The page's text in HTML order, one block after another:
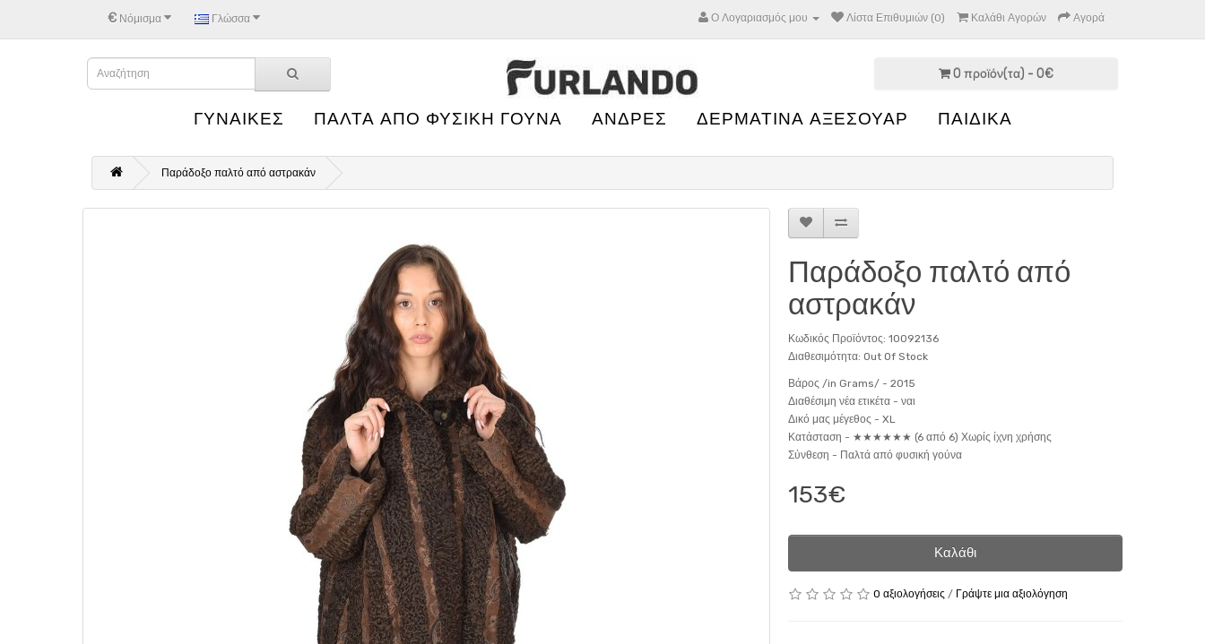
€ Νόμισμα Γλώσσα Ο Λογαριασμός μου Λίστα Επιθυμιών (0) Καλάθι Αγορών Αγορά
0 προϊόν(τα) - 0€
ΓΥΝΑΙΚΕΣ ΠΑΛΤΑ ΑΠΟ ΦΥΣΙΚΗ ΓΟΥΝΑ ΑΝΔΡΕΣ ΔΕΡΜΑΤΙΝΑ ΑΞΕΣΟΥΑΡ ΠΑΙΔΙΚΑ
Παράδοξο παλτό από αστρακάν
Παράδοξο παλτό από
αστρακάν
Κωδικός Προϊόντος: 10092136
Διαθεσιμότητα: Out Of Stock
Βάρος /in Grams/ - 2015
Διαθέσιμη νέα ετικέτα - ναι
Δικό μας μέγεθος - XL
Κατάσταση - ★★★★★★ (6 από 6) Χωρίς ίχνη χρήσης
Σύνθεση - Παλτά από φυσική γούνα
153€
Καλάθι
0 αξιολογήσεις / Γράψτε μια αξιολόγηση